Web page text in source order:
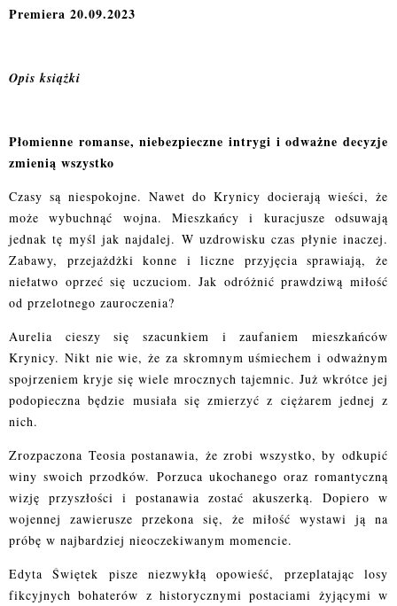
Premiera 20.09.2023
Opis książki
Płomienne romanse, niebezpieczne intrygi i odważne decyzje
zmienią wszystko
Czasy są niespokojne. Nawet do Krynicy docierają wieści, że
może wybuchnąć wojna. Mieszkańcy i kuracjusze odsuwają
jednak tę myśl jak najdalej. W uzdrowisku czas płynie inaczej.
Zabawy, przejażdżki konne i liczne przyjęcia sprawiają, że
niełatwo oprzeć się uczuciom. Jak odróżnić prawdziwą miłość
od przelotnego zauroczenia?
Aurelia cieszy się szacunkiem i zaufaniem mieszkańców
Krynicy. Nikt nie wie, że za skromnym uśmiechem i odważnym
spojrzeniem kryje się wiele mrocznych tajemnic. Już wkrótce jej
podopieczna będzie musiała się zmierzyć z ciężarem jednej z
nich.
Zrozpaczona Teosia postanawia, że zrobi wszystko, by odkupić
winy swoich przodków. Porzuca ukochanego oraz romantyczną
wizję przyszłości i postanawia zostać akuszerką. Dopiero w
wojennej zawierusze przekona się, że miłość wystawi ją na
próbę w najbardziej nieoczekiwanym momencie.
Edyta Świętek pisze niezwykłą opowieść, przeplatając losy
fikcyjnych bohaterów z historycznymi postaciami żyjącymi w